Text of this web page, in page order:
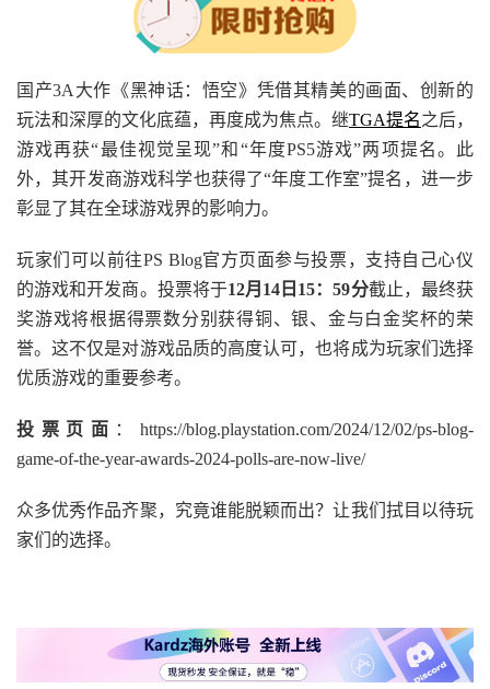
国产3A大作《黑神话：悟空》凭借其精美的画面、创新的
玩法和深厚的文化底蕴，再度成为焦点。继TGA提名之后，
游戏再获“最佳视觉呈现”和“年度PS5游戏”两项提名。此
外，其开发商游戏科学也获得了“年度工作室”提名，进一步
彰显了其在全球游戏界的影响力。
玩家们可以前往PS Blog官方页面参与投票，支持自己心仪
的游戏和开发商。投票将于12月14日15：59分截止，最终获
奖游戏将根据得票数分别获得铜、银、金与白金奖杯的荣
誉。这不仅是对游戏品质的高度认可，也将成为玩家们选择
优质游戏的重要参考。
投票页面 ：https://blog.playstation.com/2024/12/02/ps-blog-
game-of-the-year-awards-2024-polls-are-now-live/
众多优秀作品齐聚，究竟谁能脱颖而出？让我们拭目以待玩
家们的选择。